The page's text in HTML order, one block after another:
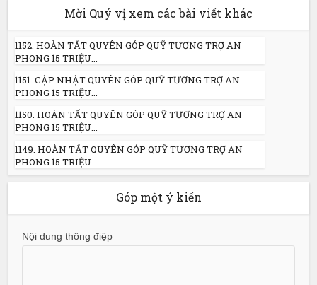
Mời Quý vị xem các bài viết khác
1152. HOÀN TẤT QUYÊN GÓP QUỸ TƯƠNG TRỢ AN
PHONG 15 TRIỆU...
1151. CẬP NHẬT QUYÊN GÓP QUỸ TƯƠNG TRỢ AN
PHONG 15 TRIỆU...
1150. HOÀN TẤT QUYÊN GÓP QUỸ TƯƠNG TRỢ AN
PHONG 15 TRIỆU...
1149. HOÀN TẤT QUYÊN GÓP QUỸ TƯƠNG TRỢ AN
PHONG 15 TRIỆU...
Góp một ý kiến
Nội dung thông điệp